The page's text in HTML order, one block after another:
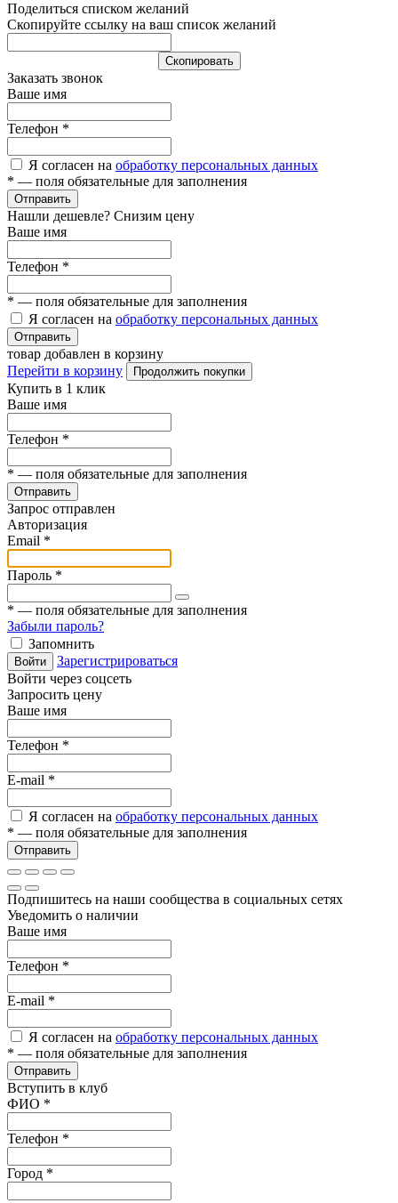
Поделиться списком желаний
Скопируйте ссылку на ваш список желаний
Cкопировать
Заказать звонок
Ваше имя
Телефон *
Я согласен на обработку персональных данных
* — поля обязательные для заполнения
Отправить
Нашли дешевле? Снизим цену
Ваше имя
Телефон *
* — поля обязательные для заполнения
Я согласен на обработку персональных данных
Отправить
товар добавлен в корзину
Перейти в корзину
Продолжить покупки
Купить в 1 клик
Ваше имя
Телефон *
* — поля обязательные для заполнения
Отправить
Запрос отправлен
Авторизация
Email *
Пароль *
* — поля обязательные для заполнения
Забыли пароль?
Запомнить
Войти
Зарегистрироваться
Войти через соцсеть
Запросить цену
Ваше имя
Телефон *
E-mail *
Я согласен на обработку персональных данных
* — поля обязательные для заполнения
Отправить
Подпишитесь на наши сообщества в социальных сетях
Уведомить о наличии
Ваше имя
Телефон *
E-mail *
Я согласен на обработку персональных данных
* — поля обязательные для заполнения
Отправить
Вступить в клуб
ФИО *
Телефон *
Город *